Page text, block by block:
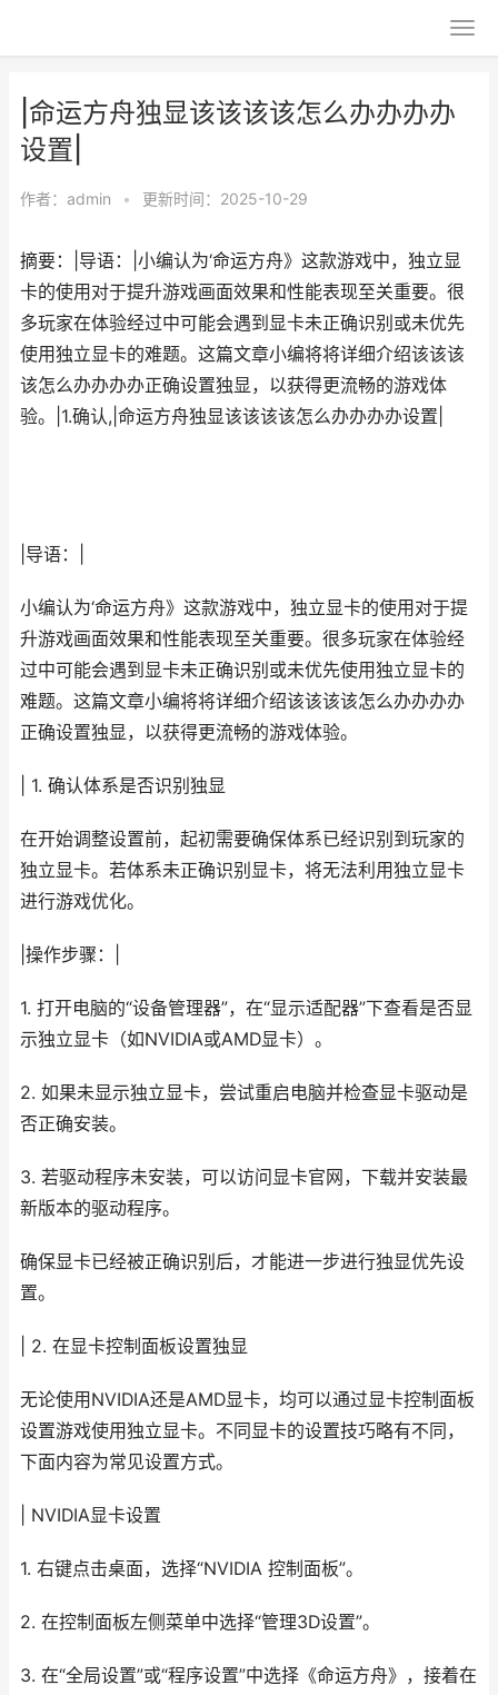
|命运方舟独显该该该该怎么办办办办
设置|
作者： admin • 更新时间：2025-10-29
摘要：|导语：|小编认为‘命运方舟》这款游戏中，独立显
卡的使用对于提升游戏画面效果和性能表现至关重要。很
多玩家在体验经过中可能会遇到显卡未正确识别或未优先
使用独立显卡的难题。这篇文章小编将将详细介绍该该该
该怎么办办办办正确设置独显，以获得更流畅的游戏体
验。|1.确认,|命运方舟独显该该该该怎么办办办办设置|
|导语：|
小编认为‘命运方舟》这款游戏中，独立显卡的使用对于提
升游戏画面效果和性能表现至关重要。很多玩家在体验经
过中可能会遇到显卡未正确识别或未优先使用独立显卡的
难题。这篇文章小编将将详细介绍该该该该怎么办办办办
正确设置独显，以获得更流畅的游戏体验。
| 1. 确认体系是否识别独显
在开始调整设置前，起初需要确保体系已经识别到玩家的
独立显卡。若体系未正确识别显卡，将无法利用独立显卡
进行游戏优化。
|操作步骤：|
1. 打开电脑的“设备管理器”，在“显示适配器”下查看是否显
示独立显卡（如NVIDIA或AMD显卡）。
2. 如果未显示独立显卡，尝试重启电脑并检查显卡驱动是
否正确安装。
3. 若驱动程序未安装，可以访问显卡官网，下载并安装最
新版本的驱动程序。
确保显卡已经被正确识别后，才能进一步进行独显优先设
置。
| 2. 在显卡控制面板设置独显
无论使用NVIDIA还是AMD显卡，均可以通过显卡控制面板
设置游戏使用独立显卡。不同显卡的设置技巧略有不同，
下面内容为常见设置方式。
| NVIDIA显卡设置
1. 右键点击桌面，选择“NVIDIA 控制面板”。
2. 在控制面板左侧菜单中选择“管理3D设置”。
3. 在“全局设置”或“程序设置”中选择《命运方舟》，接着在